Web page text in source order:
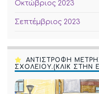
Οκτώβριος 2023
Σεπτέμβριος 2023
ΑΝΤΙΣΤΡΟΦΗ
ΣΧΟΛΕΙΟΥ.(ΚΛΙΚ ΣΤΗΝ